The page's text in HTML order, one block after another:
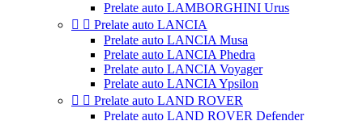
Prelate auto LAMBORGHINI Urus
  Prelate auto LANCIA
Prelate auto LANCIA Musa
Prelate auto LANCIA Phedra
Prelate auto LANCIA Voyager
Prelate auto LANCIA Ypsilon
  Prelate auto LAND ROVER
Prelate auto LAND ROVER Defender